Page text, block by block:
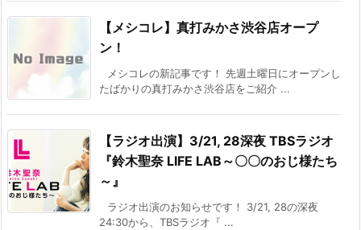
【メシコレ】真打みかさ渋谷店オープ
ン！
メシコレの新記事です！ 先週土曜日にオープンし
たばかりの真打みかさ渋谷店をご紹介 ...
【ラジオ出演】3/21, 28深夜 TBSラジオ
『鈴木聖奈 LIFE LAB～〇〇のおじ様たち
～』
ラジオ出演のお知らせです！ 3/21, 28の深夜
24:30から、TBSラジオ『 ...